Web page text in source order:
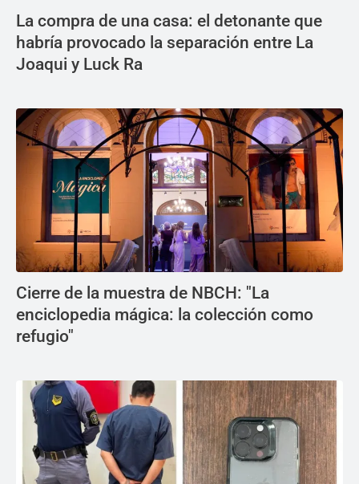
La compra de una casa: el detonante que
habría provocado la separación entre La
Joaqui y Luck Ra
Cierre de la muestra de NBCH: "La
enciclopedia mágica: la colección como
refugio"